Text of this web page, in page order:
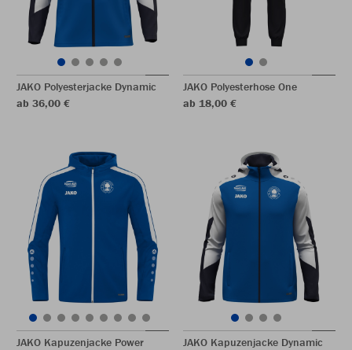
JAKO Polyesterjacke Dynamic
ab 36,00 €
JAKO Polyesterhose One
ab 18,00 €
JAKO Kapuzenjacke Power
JAKO Kapuzenjacke Dynamic